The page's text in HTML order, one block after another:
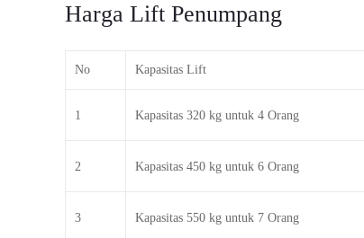
Harga Lift Penumpang
No Kapasitas Lift
1 Kapasitas 320 kg untuk 4 Orang
2 Kapasitas 450 kg untuk 6 Orang
3 Kapasitas 550 kg untuk 7 Orang